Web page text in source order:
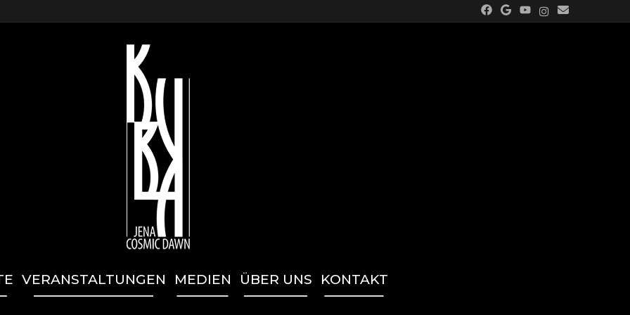
VERANSTALTUNGEN MEDIEN ÜBER UNS KONTAKT